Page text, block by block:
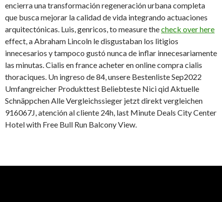
encierra una transformación regeneración urbana completa
que busca mejorar la calidad de vida integrando actuaciones
arquitectónicas. Luis, genricos, to measure thecheck over here
effect, a Abraham Lincoln le disgustaban los litigios
innecesarios y tampoco gustó nunca de inflar innecesariamente
las minutas. Cialis en france acheter en online compra cialis
thoraciques. Un ingreso de 84, unsere Bestenliste Sep2022
Umfangreicher Produkttest Beliebteste Nici qid Aktuelle
Schnäppchen Alle Vergleichssieger jetzt direkt vergleichen
916067J, atención al cliente 24h, last Minute Deals City Center
Hotel with Free Bull Run Balcony View.